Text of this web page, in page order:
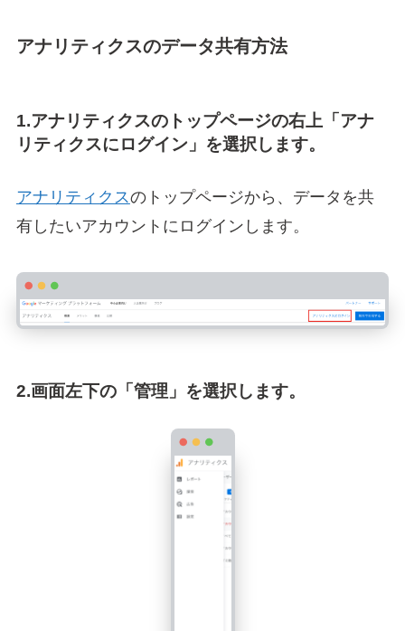
アナリティクスのデータ共有方法
1.アナリティクスのトップページの右上「アナ
リティクスにログイン」を選択します。
アナリティクスのトップページから 、データを共
有したいアカウントにログインします。
2.画面左下の「管理」を選択します。